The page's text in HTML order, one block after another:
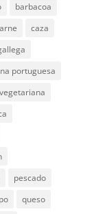
barbacoa
caza
portuguesa
pescado
queso